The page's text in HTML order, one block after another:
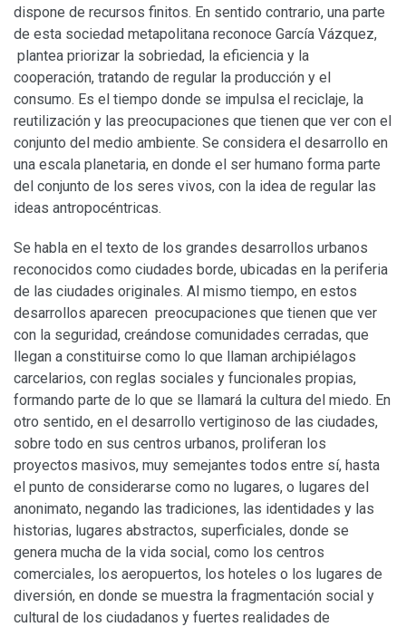
dispone de recursos finitos. En sentido contrario, una parte
de esta sociedad metapolitana reconoce García Vázquez,
plantea priorizar la sobriedad, la eficiencia y la
cooperación, tratando de regular la producción y el
consumo. Es el tiempo donde se impulsa el reciclaje, la
reutilización y las preocupaciones que tienen que ver con el
conjunto del medio ambiente. Se considera el desarrollo en
una escala planetaria, en donde el ser humano forma parte
del conjunto de los seres vivos, con la idea de regular las
ideas antropocéntricas.
Se habla en el texto de los grandes desarrollos urbanos
reconocidos como ciudades borde, ubicadas en la periferia
de las ciudades originales. Al mismo tiempo, en estos
desarrollos aparecen preocupaciones que tienen que ver
con la seguridad, creándose comunidades cerradas, que
llegan a constituirse como lo que llaman archipiélagos
carcelarios, con reglas sociales y funcionales propias,
formando parte de lo que se llamará la cultura del miedo. En
otro sentido, en el desarrollo vertiginoso de las ciudades,
sobre todo en sus centros urbanos, proliferan los
proyectos masivos, muy semejantes todos entre sí, hasta
el punto de considerarse como no lugares, o lugares del
anonimato, negando las tradiciones, las identidades y las
historias, lugares abstractos, superficiales, donde se
genera mucha de la vida social, como los centros
comerciales, los aeropuertos, los hoteles o los lugares de
diversión, en donde se muestra la fragmentación social y
cultural de los ciudadanos y fuertes realidades de